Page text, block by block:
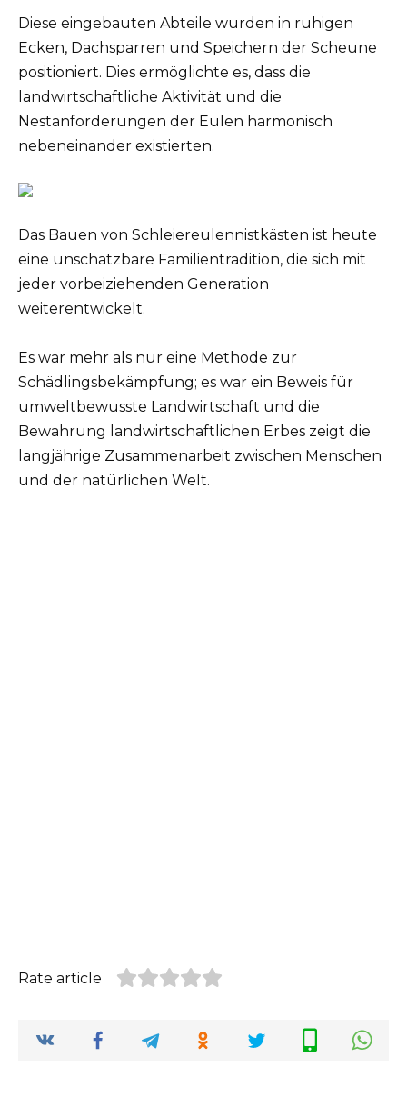
Diese eingebauten Abteile wurden in ruhigen
Ecken, Dachsparren und Speichern der Scheune
positioniert. Dies ermöglichte es, dass die
landwirtschaftliche Aktivität und die
Nestanforderungen der Eulen harmonisch
nebeneinander existierten.
Das Bauen von Schleiereulennistkästen ist heute
eine unschätzbare Familientradition, die sich mit
jeder vorbeiziehenden Generation
weiterentwickelt.
Es war mehr als nur eine Methode zur
Schädlingsbekämpfung; es war ein Beweis für
umweltbewusste Landwirtschaft und die
Bewahrung landwirtschaftlichen Erbes zeigt die
langjährige Zusammenarbeit zwischen Menschen
und der natürlichen Welt.
Rate article